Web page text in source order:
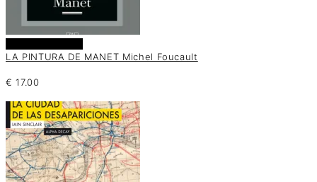
LA PINTURA DE MANET Michel Foucault
€ 17.00